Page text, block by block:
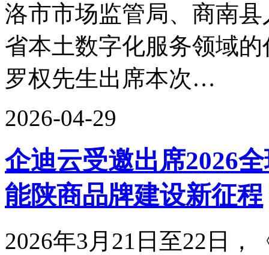
洛市市场监管局、商南
省本土数字化服务领域
罗权先生出席本次…
2026-04-29
企迪云受邀出席2026
能陕商品牌建设新征程
2026年3月21日至22日，